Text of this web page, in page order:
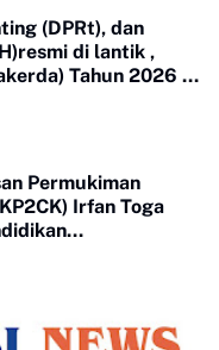
(DPRt), dan
di lantik ,
Tahun 2026 di
Metro
Permukiman
Irfan Toga
II Angkatan 24